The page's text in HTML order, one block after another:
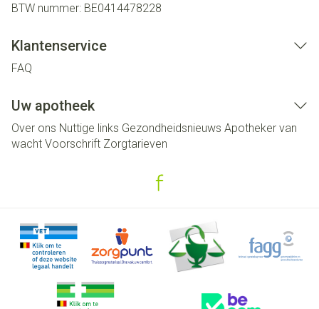
BTW nummer: BE0414478228
Klantenservice
FAQ
Uw apotheek
Over ons Nuttige links Gezondheidsnieuws Apotheker van
wacht Voorschrift Zorgtarieven